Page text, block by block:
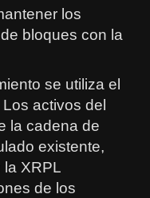
los
bloques con la
se utiliza el
activos del
la cadena de
existente,
la XRPL
de los